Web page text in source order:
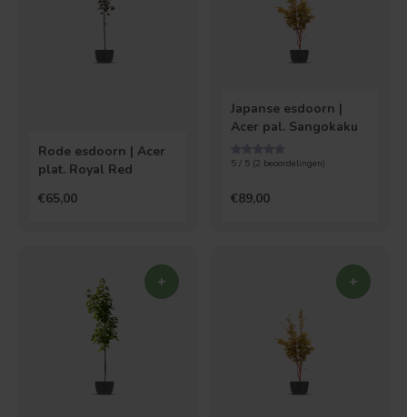
Rode esdoorn | Acer
plat. Royal Red
€65,00
Japanse esdoorn |
Acer pal. Sangokaku
5 / 5 (2 beoordelingen)
€89,00